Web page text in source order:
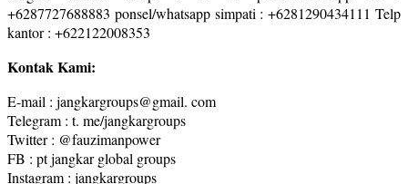
+6287727688883 ponsel/whatsapp simpati : +6281290434111 Telp
kantor : +622122008353
Kontak Kami:
E-mail : jangkargroups@gmail. com
Telegram : t. me/jangkargroups
Twitter : @fauzimanpower
FB : pt jangkar global groups
Instagram : jangkargroups